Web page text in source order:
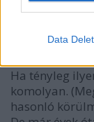
Data
Is
Ha tényleg
komolyan.
hasonló